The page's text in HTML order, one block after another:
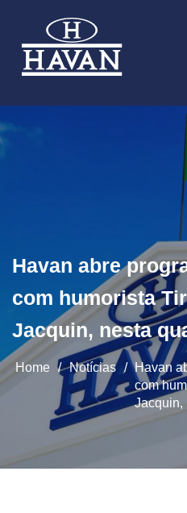
Havan abre
com humorista
Jacquin, nesta
Home / Notícias / Havan
com
Jacquin,